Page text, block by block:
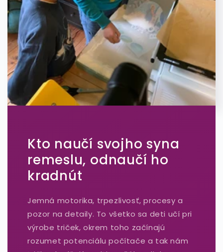
Kto naučí svojho syna
remeslu, odnaučí ho
kradnút
Jemná motorika, trpezlivosť, procesy a
pozor na detaily. To všetko sa deti učí pri
výrobe triček, okrem toho začínajú
rozumet potenciálu počítače a tak nám